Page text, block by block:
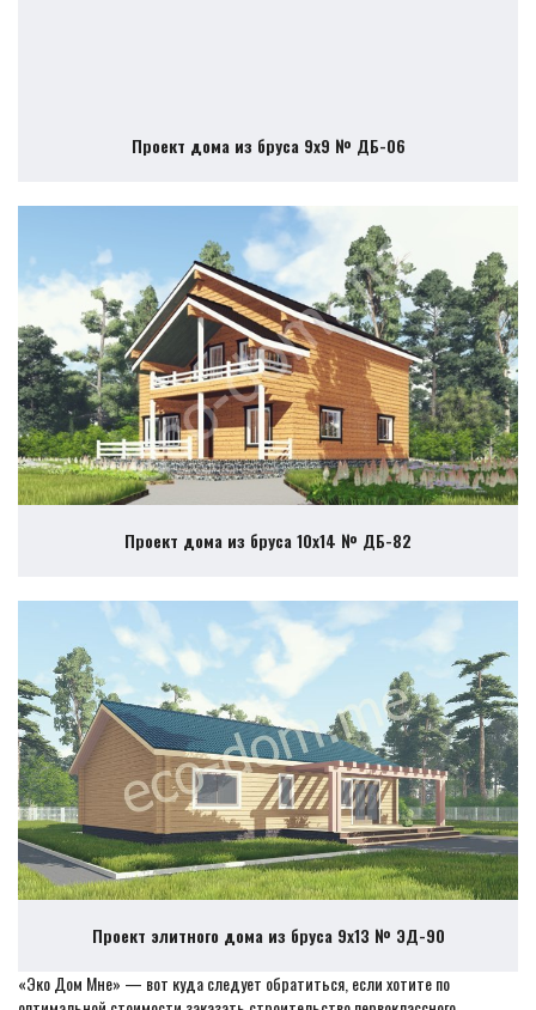
Проект дома из бруса 9х9 № ДБ-06
Проект дома из бруса 10х14 № ДБ-82
Проект элитного дома из бруса 9х13 № ЭД-90
«Эко Дом Мне» — вот куда следует обратиться, если хотите по